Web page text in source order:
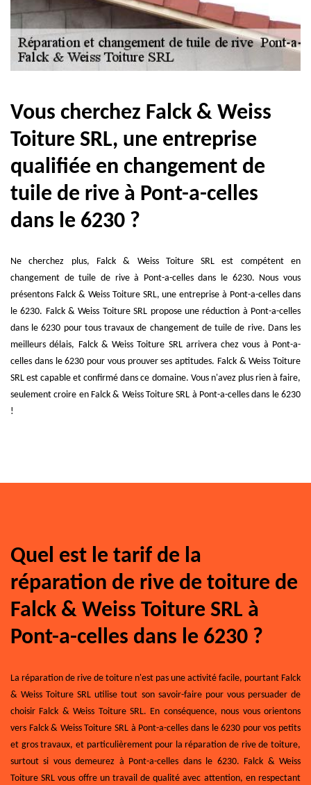
Vous cherchez Falck & Weiss
Toiture SRL, une entreprise
qualifiée en changement de
tuile de rive à Pont-a-celles
dans le 6230 ?
Ne cherchez plus, Falck & Weiss Toiture SRL est compétent en
changement de tuile de rive à Pont-a-celles dans le 6230. Nous vous
présentons Falck & Weiss Toiture SRL, une entreprise à Pont-a-celles dans
le 6230. Falck & Weiss Toiture SRL propose une réduction à Pont-a-celles
dans le 6230 pour tous travaux de changement de tuile de rive. Dans les
meilleurs délais, Falck & Weiss Toiture SRL arrivera chez vous à Pont-a-
celles dans le 6230 pour vous prouver ses aptitudes. Falck & Weiss Toiture
SRL est capable et confirmé dans ce domaine. Vous n'avez plus rien à faire,
seulement croire en Falck & Weiss Toiture SRL à Pont-a-celles dans le 6230
!
Quel est le tarif de la
réparation de rive de toiture de
Falck & Weiss Toiture SRL à
Pont-a-celles dans le 6230 ?
La réparation de rive de toiture n'est pas une activité facile, pourtant Falck
& Weiss Toiture SRL utilise tout son savoir-faire pour vous persuader de
choisir Falck & Weiss Toiture SRL. En conséquence, nous vous orientons
vers Falck & Weiss Toiture SRL à Pont-a-celles dans le 6230 pour vos petits
et gros travaux, et particulièrement pour la réparation de rive de toiture,
surtout si vous demeurez à Pont-a-celles dans le 6230. Falck & Weiss
Toiture SRL vous offre un travail de qualité avec attention, en respectant